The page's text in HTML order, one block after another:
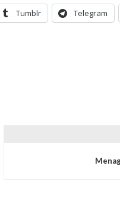
Tumblr Telegram